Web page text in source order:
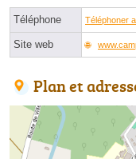
Téléphone Téléphoner
Site web
Plan et